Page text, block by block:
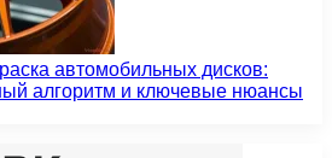
автомобильных дисков:
алгоритм и ключевые нюансы